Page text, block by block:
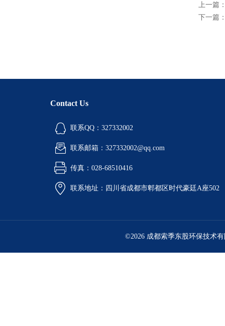
上一篇
下一篇
Contact Us
联系QQ：327332002
联系邮箱：327332002@qq.com
传真：028-68510416
联系地址：四川省成都市郫都区时代豪廷A座502
©2026 成都索季东股环保技术